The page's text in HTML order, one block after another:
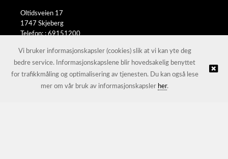
Oltidsveien 17
1747 Skjeberg
Telefon: :69151200
© JL Trading AS |Nettbutikk levert av Kréatif
Vi bruker informasjonskapsler (cookies) slik at vi kan yte deg
bedre service. Informasjonskapslene blir hovedsakelig benyttet
for trafikkmåling og optimalisering av tjenesten. Du kan også lese
mer om vår bruk av informasjonskapsler her.